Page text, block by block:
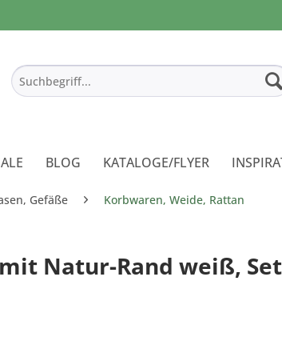
BLOG KATALOGE/FLYER
Gefäße Korbwaren, Weide, Rattan
Natur-Rand weiß,